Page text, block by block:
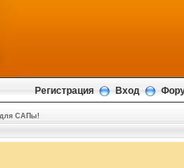
Регистрация Вход
для САПы!